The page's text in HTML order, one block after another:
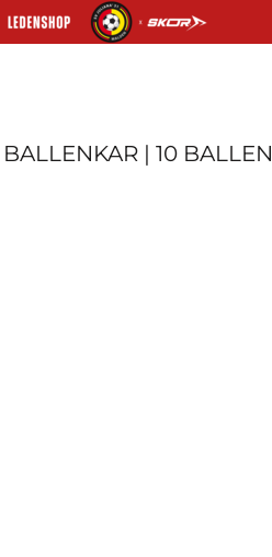
BALLENKAR | 10 BALLEN